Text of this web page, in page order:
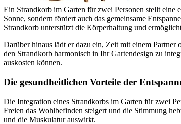
Ein Strandkorb im Garten für zwei Personen stellt eine
Sonne, sondern fördert auch das gemeinsame
Strandkorb unterstützt die Körperhaltung und
Darüber hinaus lädt er dazu ein, Zeit mit einem
den Strandkorb harmonisch in Ihr Gartendesign zu
auskosten können.
Die gesundheitlichen Vorteile der
Die Integration eines Strandkorbs im Garten für zwei
Freien das Wohlbefinden steigert und die Stimmung
und die Muskulatur auswirkt.